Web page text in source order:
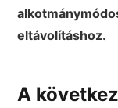
eltávolításhoz.
A